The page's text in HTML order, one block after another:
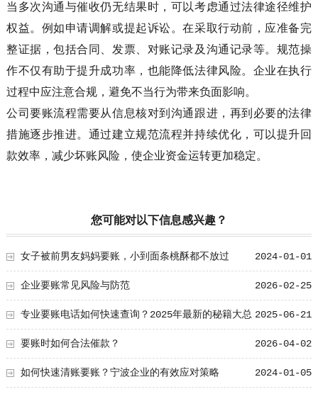
当多次沟通与催收仍无结果时，可以考虑通过法律途径维护
权益。例如申请调解或提起诉讼。在采取行动前，应准备完
整证据，包括合同、发票、对账记录及沟通记录等。规范操
作不仅有助于提升成功率，也能降低法律风险。企业在执行
过程中应注意合规，避免不当行为带来负面影响。
公司要账流程需要从信息核对到沟通跟进，再到必要的法律
措施逐步推进。通过建立规范流程并持续优化，可以提升回
款效率，减少坏账风险，使企业资金运转更加稳定。
您可能对以下信息感兴趣？
2024-01-01
女子被前男友妈妈要账，小到面条桃酥都不放过
2026-02-25
企业要账常见风险与防范
2025-06-21
专业要账电话如何快速查询？2025年最新的秘籍大总
结！ 2026-04-02
要账时如何合法催款？
2024-01-05
如何快速清账要账？宁波企业的有效应对策略